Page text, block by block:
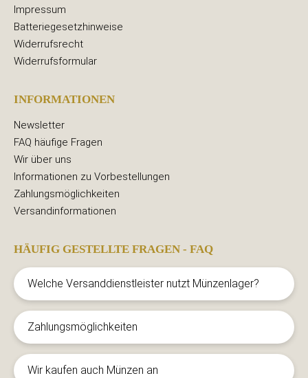
Impressum
Batteriegesetzhinweise
Widerrufsrecht
Widerrufsformular
INFORMATIONEN
Newsletter
FAQ häufige Fragen
Wir über uns
Informationen zu Vorbestellungen
Zahlungsmöglichkeiten
Versandinformationen
HÄUFIG GESTELLTE FRAGEN - FAQ
Welche Versanddienstleister nutzt Münzenlager?
Zahlungsmöglichkeiten
Wir kaufen auch Münzen an